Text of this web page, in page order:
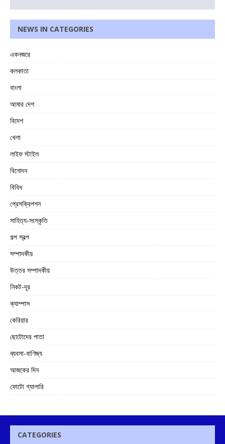
NEWS IN CATEGORIES
একনজরে
কলকাতা
বাংলা
আমার দেশ
বিদেশ
খেলা
লাইফ স্টাইল
বিনোদন
বিবিধ
প্রেসক্রিপশন
সাহিত্য-সংস্কৃতি
গল্প স্বল্প
সম্পাদকীয়
উত্তর সম্পাদকীয়
নিকট-দূর
ক্যাম্পাস
কেরিয়ার
ছোটোদের পাতা
ব্যবসা-বাণিজ্য
আজকের দিন
ফোটো গ্যালারি
CATEGORIES